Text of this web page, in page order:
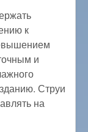
к
и
Струи
на